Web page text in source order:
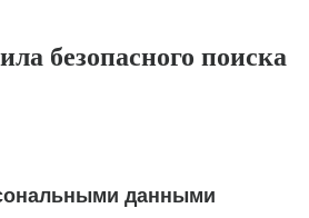
безопасного поиска
данными